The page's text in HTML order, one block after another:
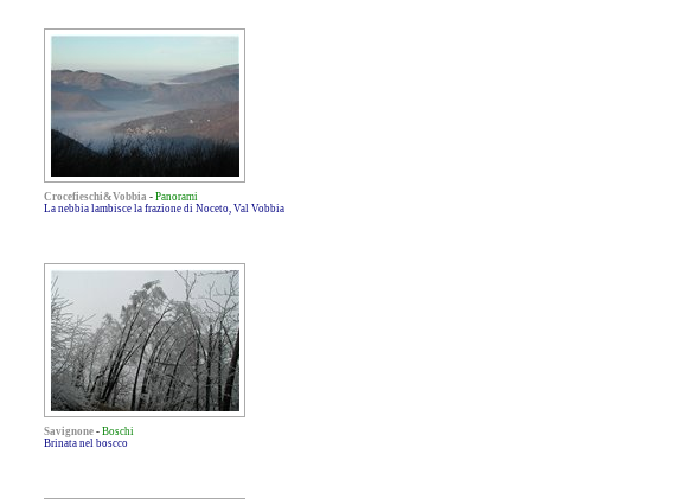
Crocefieschi&Vobbia - Panorami
La nebbia lambisce la frazione di Noceto, Val Vobbia
Savignone - Boschi
Brinata nel boscco